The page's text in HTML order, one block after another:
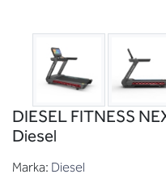
DIESEL FITNESS
Diesel
Marka: Diesel